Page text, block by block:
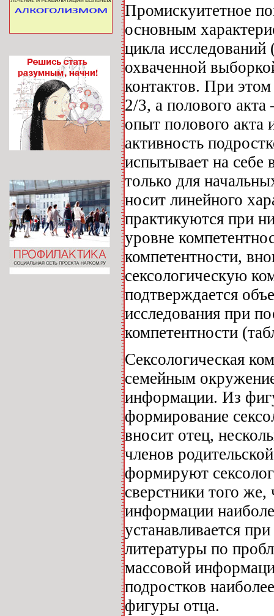
Промискуитетное
основным
цикла
охваченной
контактов. При
2/3, а полового
опыт полового акта
активность
испытывает на себе
только для
носит линейного
практикуются при
уровне
компетентности,
сексологическую
подтверждается
исследования при
компетентности
Сексологическая
семейным
информации. Из
формирование
вносит отец,
членов
формируют
сверстники того
информации
устанавливается
литературы по
массовой
подростков
фигуры отца.